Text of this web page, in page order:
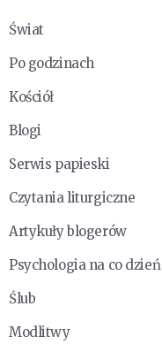
Świat
Po godzinach
Kościół
Blogi
Serwis papieski
Czytania liturgiczne
Artykuły blogerów
Psychologia na co dzień
Ślub
Modlitwy